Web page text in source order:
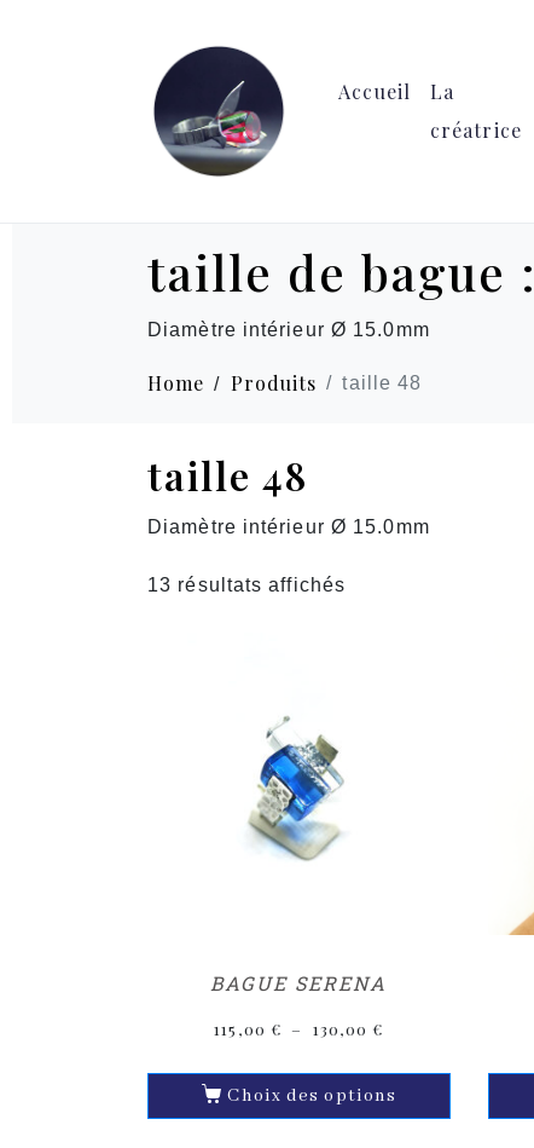
Accueil
La
créatrice
taille de bague :
Diamètre intérieur Ø 15.0mm
Home Produits taille 48
taille 48
Diamètre intérieur Ø 15.0mm
13 résultats affichés
BAGUE SERENA
115,00 € – 130,00 €
Choix des options